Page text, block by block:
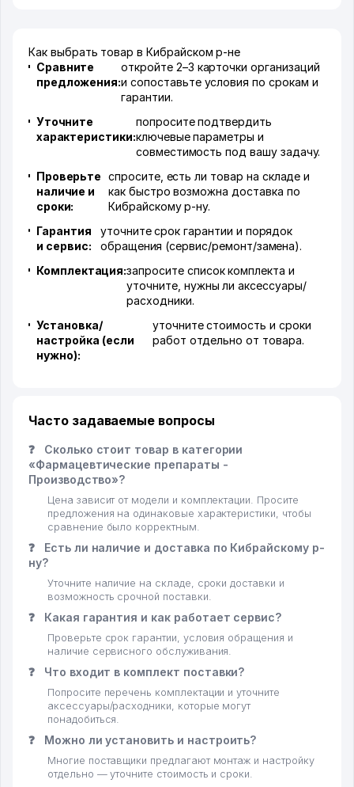
Как выбрать товар в Кибрайском р-не
Сравните
предложения:
откройте 2–3 карточки организаций
и сопоставьте условия по срокам и
гарантии.
Уточните
характеристики:
попросите подтвердить
ключевые параметры и
совместимость под вашу задачу.
Проверьте
наличие и
сроки:
спросите, есть ли товар на складе и
как быстро возможна доставка по
Кибрайскому р-ну.
Гарантия
и сервис:
уточните срок гарантии и порядок
обращения (сервис/ремонт/замена).
Комплектация:запросите список комплекта и
уточните, нужны ли аксессуары/
расходники.
Установка/
настройка (если
нужно):
уточните стоимость и сроки
работ отдельно от товара.
Часто задаваемые вопросы
❓
Сколько стоит товар в категории
«Фармацевтические препараты -
Производство»?
Цена зависит от модели и комплектации. Просите
предложения на одинаковые характеристики, чтобы
сравнение было корректным.
❓
Есть ли наличие и доставка по Кибрайскому р-
ну?
Уточните наличие на складе, сроки доставки и
возможность срочной поставки.
❓ Какая гарантия и как работает сервис?
Проверьте срок гарантии, условия обращения и
наличие сервисного обслуживания.
❓ Что входит в комплект поставки?
Попросите перечень комплектации и уточните
аксессуары/расходники, которые могут
понадобиться.
❓ Можно ли установить и настроить?
Многие поставщики предлагают монтаж и настройку
отдельно — уточните стоимость и сроки.